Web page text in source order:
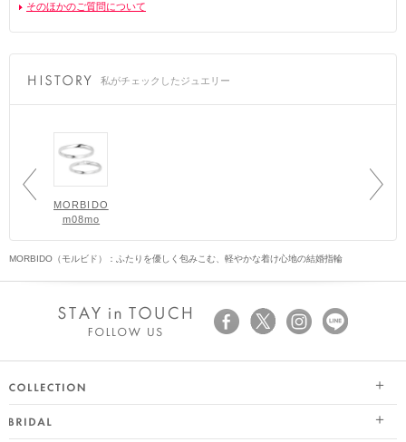
そのほかのご質問について
私がチェックしたジュエリー
MORBIDO
m08mo
MORBIDO（モルビド）：ふたりを優しく包みこむ、軽やかな着け心地の結婚指輪
SEASON COLLECTION（シーズンコレクション）